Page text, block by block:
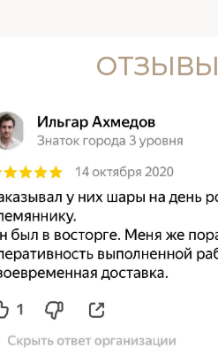
ОТЗЫВЫ